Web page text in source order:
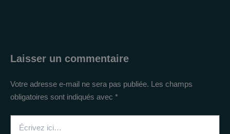
Laisser un commentaire
Votre adresse e-mail ne sera pas publiée. Les champs
obligatoires sont indiqués avec *
ici…